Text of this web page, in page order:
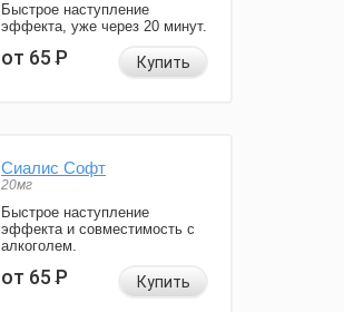
Быстрое наступление
эффекта, уже через 20 минут.
от 65Р Купить
Сиалис Софт
20мг
Быстрое наступление
эффекта и совместимость с
алкоголем.
от 65Р Купить